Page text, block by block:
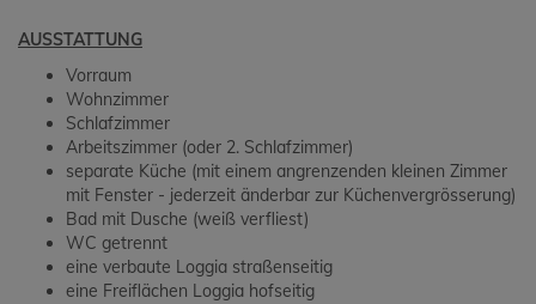
AUSSTATTUNG
Vorraum
Wohnzimmer
Schlafzimmer
Arbeitszimmer (oder 2. Schlafzimmer)
separate Küche (mit einem angrenzenden kleinen Zimmer
mit Fenster - jederzeit änderbar zur Küchenvergrösserung)
Bad mit Dusche (weiß verfliest)
WC getrennt
eine verbaute Loggia straßenseitig
eine Freiflächen Loggia hofseitig